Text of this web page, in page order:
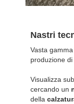
Nastri
Vasta
produzione di
Visualizza
cercando un
della